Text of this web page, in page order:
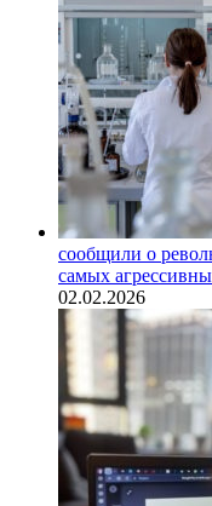
сообщили о
самых
02.02.2026